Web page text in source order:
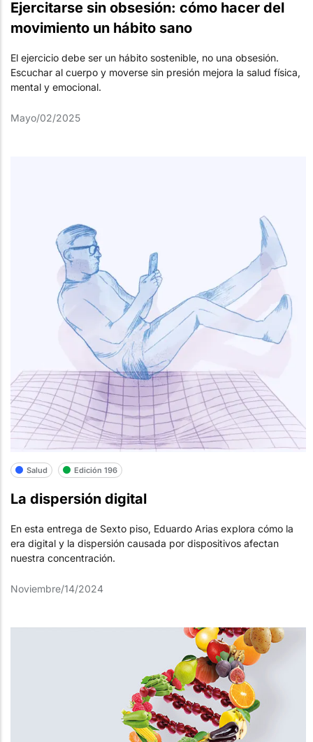
Ejercitarse sin obsesión: cómo hacer del
movimiento un hábito sano
El ejercicio debe ser un hábito sostenible, no una obsesión.
Escuchar al cuerpo y moverse sin presión mejora la salud física,
mental y emocional.
Mayo/02/2025
Salud Edición 196
La dispersión digital
En esta entrega de Sexto piso, Eduardo Arias explora cómo la
era digital y la dispersión causada por dispositivos afectan
nuestra concentración.
Noviembre/14/2024